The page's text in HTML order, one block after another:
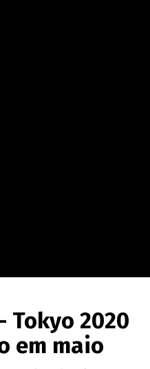
Tokyo 2020
em maio